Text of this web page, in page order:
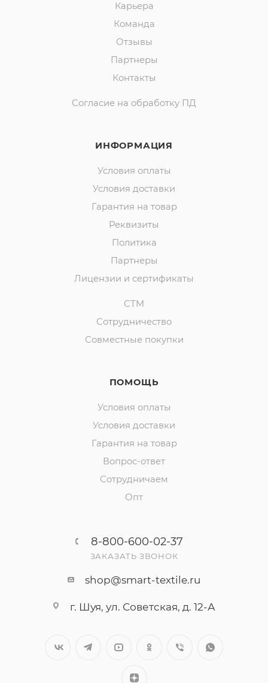
Карьера
Команда
Отзывы
Партнеры
Контакты
Согласие на обработку ПД
ИНФОРМАЦИЯ
Условия оплаты
Условия доставки
Гарантия на товар
Реквизиты
Политика
Партнеры
Лицензии и сертификаты
СТМ
Сотрудничество
Совместные покупки
ПОМОЩЬ
Условия оплаты
Условия доставки
Гарантия на товар
Вопрос-ответ
Сотрудничаем
Опт
8-800-600-02-37
ЗАКАЗАТЬ ЗВОНОК
shop@smart-textile.ru
г. Шуя, ул. Советская, д. 12-А